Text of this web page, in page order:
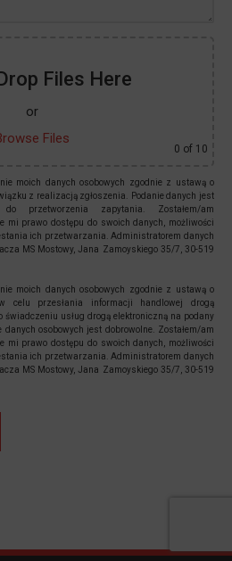
Files Here
or
Files
0 of 10
moich danych osobowych zgodnie z ustawą o
z realizacją zgłoszenia. Podanie danych jest
przetworzenia zapytania. Zostałem/am
mi prawo dostępu do swoich danych, możliwości
ich przetwarzania. Administratorem danych
MS Mostowy, Jana Zamoyskiego 35/7, 30-519
moich danych osobowych zgodnie z ustawą o
celu przesłania informacji handlowej drogą
świadczeniu usług drogą elektroniczną na podany
osobowych jest dobrowolne. Zostałem/am
mi prawo dostępu do swoich danych, możliwości
ich przetwarzania. Administratorem danych
MS Mostowy, Jana Zamoyskiego 35/7, 30-519